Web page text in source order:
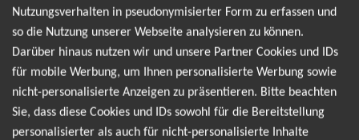
THE WILDWORLD TOUR
Nutzungsverhalten in pseudonymisierter Form zu erfassen und
so die Nutzung unserer Webseite analysieren zu können.
Darüber hinaus nutzen wir und unsere Partner Cookies und IDs
für mobile Werbung, um Ihnen personalisierte Werbung sowie
nicht-personalisierte Anzeigen zu präsentieren. Bitte beachten
Sie, dass diese Cookies und IDs sowohl für die Bereitstellung
personalisierter als auch für nicht-personalisierte Inhalte